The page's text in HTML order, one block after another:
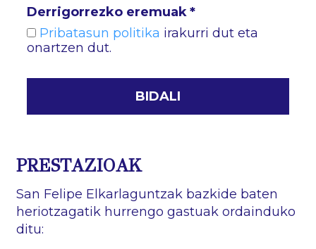
Derrigorrezko eremuak*
Pribatasun politika irakurri dut eta
onartzen dut.
PRESTAZIOAK
San Felipe Elkarlaguntzak bazkide baten
heriotzagatik hurrengo gastuak ordainduko
ditu: